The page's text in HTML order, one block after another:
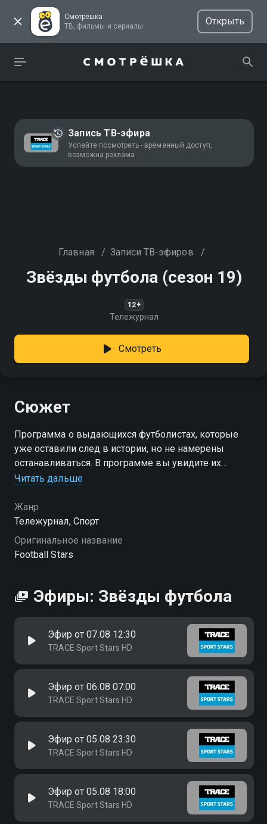
Смотрёшка
ТВ, фильмы и сериалы
Открыть
Запись ТВ-эфира
Успейте посмотреть - временный доступ,
возможна реклама
Главная / Записи ТВ-эфиров /
Звёзды футбола (сезон 19)
12+
Тележурнал
Смотреть
Сюжет
Программа о выдающихся футболистах, которые
уже оставили след в истории, но не намерены
останавливаться. В программе вы увидите их
тренировки и подготовку к важным матчам, а также
Посмотреть онлайн 19 сезон сериала Звёзды
футбола вы можете совершенно бесплатно в
хорошем HD качестве на Смотрёшке
Читать дальше
Жанр
Тележурнал, Спорт
Оригинальное название
Football Stars
Эфиры: Звёзды футбола
Эфир от 07.08 12:30
TRACE Sport Stars HD
Эфир от 06.08 07:00
TRACE Sport Stars HD
Эфир от 05.08 23:30
TRACE Sport Stars HD
Эфир от 05.08 18:00
TRACE Sport Stars HD